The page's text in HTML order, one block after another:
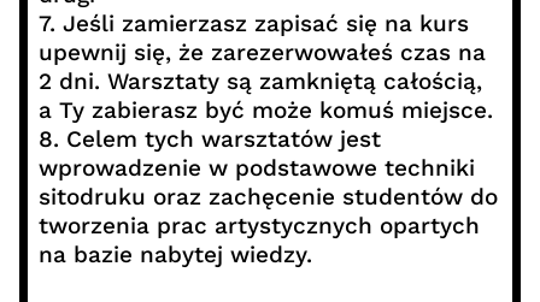
7. Jeśli zamierzasz zapisać się na kurs
upewnij się, że zarezerwowałeś czas na
2 dni. Warsztaty są zamkniętą całością,
a Ty zabierasz być może komuś miejsce.
8. Celem tych warsztatów jest
wprowadzenie w podstawowe techniki
sitodruku oraz zachęcenie studentów do
tworzenia prac artystycznych opartych
na bazie nabytej wiedzy.